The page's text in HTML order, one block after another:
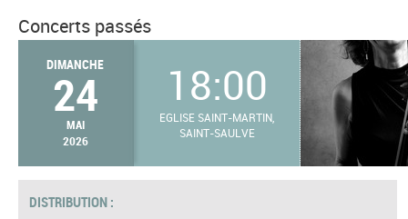
Concerts passés
DIMANCHE
24
MAI
2026
18:00
EGLISE SAINT-MARTIN,
SAINT-SAULVE
DISTRIBUTION :